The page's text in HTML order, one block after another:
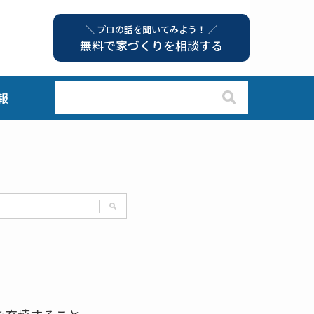
＼ プロの話を聞いてみよう！ ／
無料で家づくりを相談する